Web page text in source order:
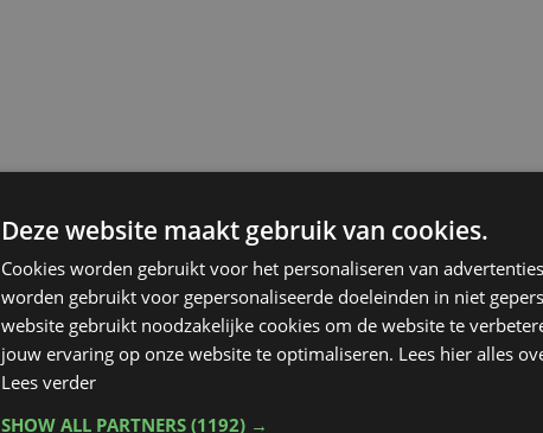
Deze website maakt gebruik van cookies.
Cookies worden gebruikt voor het personaliseren van
worden gebruikt voor gepersonaliseerde doeleinden in niet
website gebruikt noodzakelijke cookies om de website te
jouw ervaring op onze website te optimaliseren. Lees hier alles
Lees verder
SHOW ALL PARTNERS (1192) →